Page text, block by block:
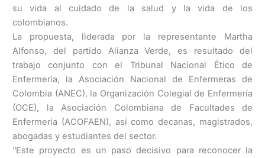
su vida al cuidado de la salud y la vida de los
colombianos.
La propuesta, liderada por la representante Martha
Alfonso, del partido Alianza Verde, es resultado del
trabajo conjunto con el Tribunal Nacional Ético de
Enfermería, la Asociación Nacional de Enfermeras de
Colombia (ANEC), la Organización Colegial de Enfermería
(OCE), la Asociación Colombiana de Facultades de
Enfermería (ACOFAEN), así como decanas, magistrados,
abogadas y estudiantes del sector.
“Este proyecto es un paso decisivo para reconocer la